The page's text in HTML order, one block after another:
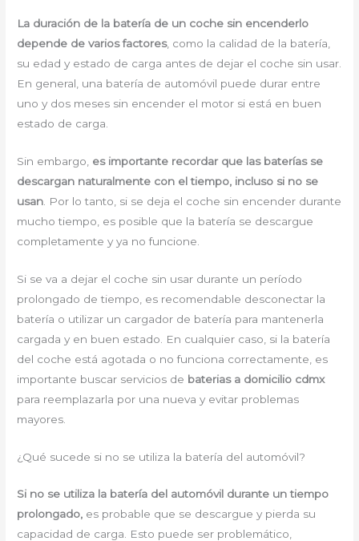
La duración de la batería de un coche sin encenderlo
depende de varios factores, como la calidad de la batería,
su edad y estado de carga antes de dejar el coche sin usar.
En general, una batería de automóvil puede durar entre
uno y dos meses sin encender el motor si está en buen
estado de carga.
Sin embargo, es importante recordar que las baterías se
descargan naturalmente con el tiempo, incluso si no se
usan . Por lo tanto, si se deja el coche sin encender durante
mucho tiempo, es posible que la batería se descargue
completamente y ya no funcione.
Si se va a dejar el coche sin usar durante un período
prolongado de tiempo, es recomendable desconectar la
batería o utilizar un cargador de batería para mantenerla
cargada y en buen estado. En cualquier caso, si la batería
del coche está agotada o no funciona correctamente, es
importante buscar servicios de baterias a domicilio cdmx
para reemplazarla por una nueva y evitar problemas
mayores.
¿Qué sucede si no se utiliza la batería del automóvil?
Si no se utiliza la batería del automóvil durante un tiempo
prolongado, es probable que se descargue y pierda su
capacidad de carga. Esto puede ser problemático,